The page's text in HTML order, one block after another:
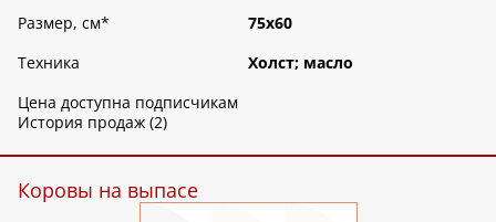
Размер, см*
75х60
Техника
Холст; масло
Цена доступна подписчикам
История продаж (2)
Коровы на выпасе